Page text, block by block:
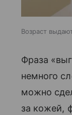
Возраст
Фраза
немного
можно
за кожей,